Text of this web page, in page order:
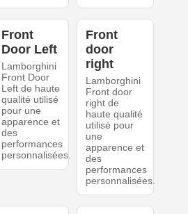
Front
Door Left
Lamborghini
Front Door
Left de haute
qualité utilisé
pour une
apparence et
des
performances
personnalisées.
Front
door
right
Lamborghini
Front door
right de
haute qualité
utilisé pour
une
apparence et
des
performances
personnalisées.